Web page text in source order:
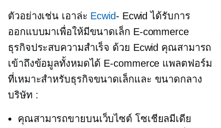
ตัวอย่างเช่น เอาล่ะ Ecwid- Ecwid ได้รับการ
ออกแบบมาเพื่อให้มีขนาดเล็ก E-commerce
ธุรกิจประสบความสำเร็จ ด้วย Ecwid คุณสามารถ
เข้าถึงข้อมูลทั้งหมดได้ E-commerce แพลตฟอร์ม
ที่เหมาะสำหรับธุรกิจขนาดเล็กและ ขนาดกลาง
บริษัท :
คุณสามารถขายบนเว็บไซต์ โซเชียลมีเดีย